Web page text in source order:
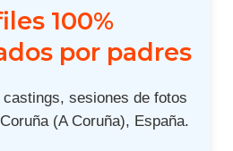
100%
por padres
castings, sesiones de fotos
(A Coruña), España.